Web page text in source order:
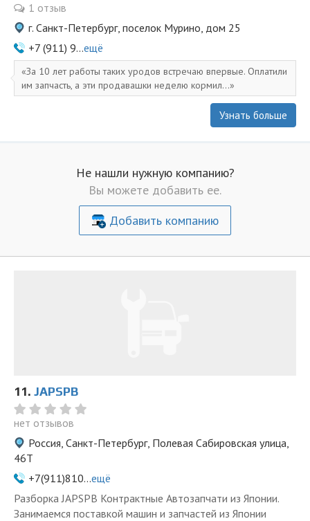
1 отзыв
г. Санкт-Петербург, поселок Мурино, дом 25
+7 (911) 9...ещё
За 10 лет работы таких уродов встречаю впервые. Оплатили
им запчасть, а эти продавашки неделю кормил...
Узнать больше
Не нашли нужную компанию?
Вы можете добавить ее.
Добавить компанию
11. JAPSPB
нет отзывов
Россия, Санкт-Петербург, Полевая Сабировская улица,
46Т
+7(911)810...ещё
Разборка JAPSPB Контрактные Автозапчати из Японии.
Занимаемся поставкой машин и запчастей из Японии